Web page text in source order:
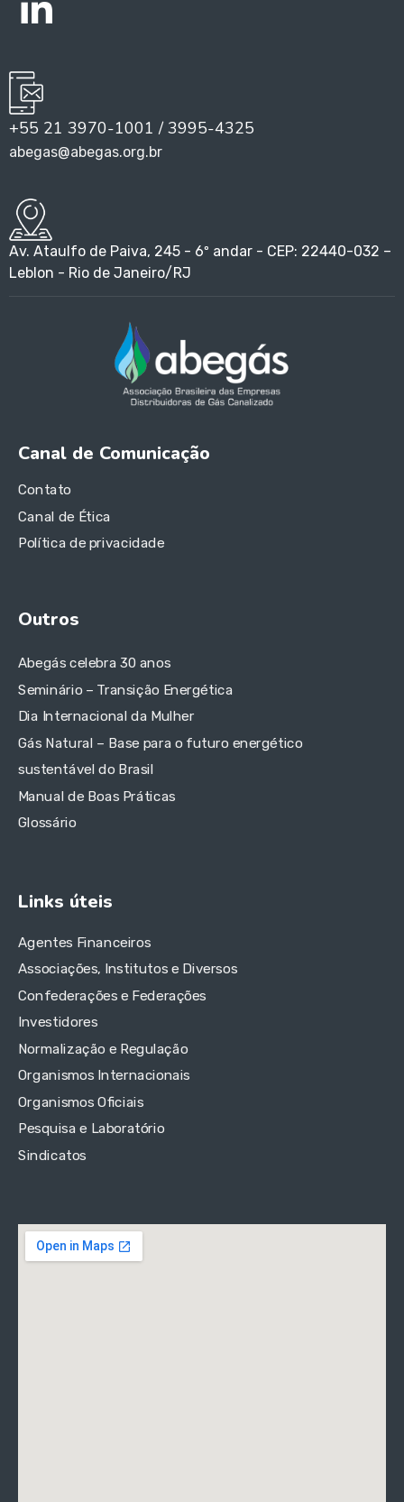
+55 21 3970-1001 / 3995-4325
abegas@abegas.org.br
Av. Ataulfo de Paiva, 245 - 6º andar - CEP: 22440-032 –
Leblon - Rio de Janeiro/RJ
Canal de Comunicação
Contato
Canal de Ética
Política de privacidade
Outros
Abegás celebra 30 anos
Seminário – Transição Energética
Dia Internacional da Mulher
Gás Natural – Base para o futuro energético
sustentável do Brasil
Manual de Boas Práticas
Glossário
Links úteis
Agentes Financeiros
Associações, Institutos e Diversos
Confederações e Federações
Investidores
Normalização e Regulação
Organismos Internacionais
Organismos Oficiais
Pesquisa e Laboratório
Sindicatos